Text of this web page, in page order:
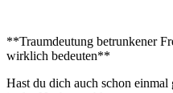
**Traumdeutung betrunkener
‌wirklich bedeuten**
Hast ⁤du ‌dich auch schon